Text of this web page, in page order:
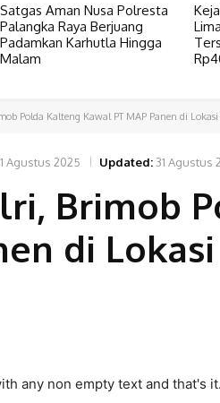
Satgas Aman Nusa Polresta
Palangka Raya Berjuang
Padamkan Karhutla Hingga
Malam
Polda Kalteng Kawal PT MAP Panen di
Agustus 2025 Updated: 31 Agustus
Brimob
di
any non empty text and that's it.